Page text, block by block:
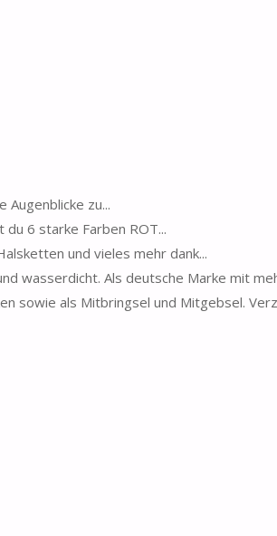
zu...
6 starke Farben ROT...
und vieles mehr dank...
wasserdicht. Als deutsche Marke mit
als Mitbringsel und Mitgebsel.